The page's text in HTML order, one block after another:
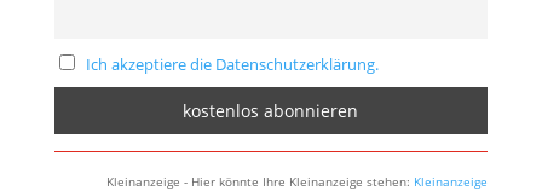
Ich akzeptiere die Datenschutzerklärung.
Kleinanzeige - Hier könnte Ihre Kleinanzeige stehen: Kleinanzeige